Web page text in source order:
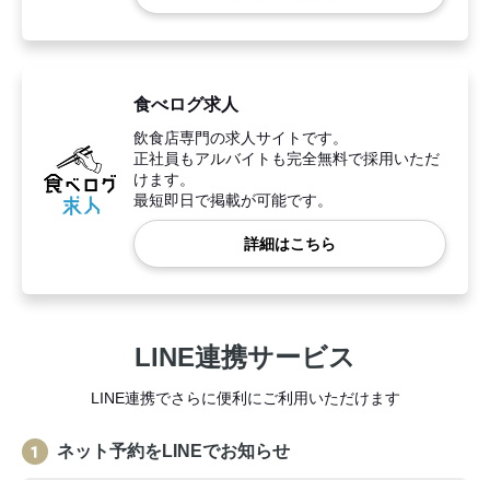
食べログ求人
飲食店専門の求人サイトです。
正社員もアルバイトも完全無料で採用いただ
けます。
最短即日で掲載が可能です。
詳細はこちら
LINE連携サービス
LINE連携でさらに便利にご利用いただけます
ネット予約をLINEでお知らせ